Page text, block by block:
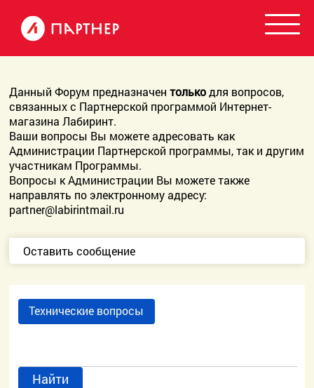
Данный Форум предназначентолькодля вопросов,
связанных с Партнерской программой Интернет-
магазина Лабиринт.
Ваши вопросы Вы можете адресовать как
Администрации Партнерской программы, так и другим
участникам Программы.
Вопросы к Администрации Вы можете также
направлять по электронному адресу:
partner@labirintmail.ru
Оставить сообщение
Технические вопросы
Найти